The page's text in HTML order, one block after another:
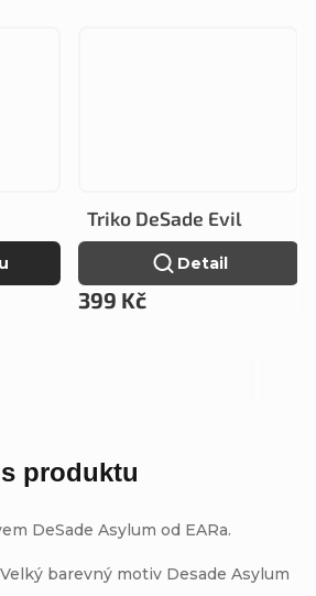
Triko DeSade Evil
399 Kč
Detail
produktu
DeSade Asylum od EARa.
barevný motiv Desade Asylum